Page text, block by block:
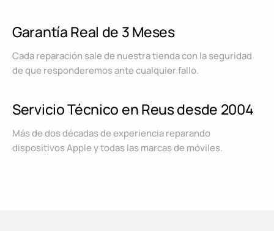
Garantía Real de 3 Meses
Cada reparación sale de nuestra tienda con la seguridad
de que responderemos ante cualquier fallo.
Servicio Técnico en Reus desde 2004
Más de dos décadas de experiencia reparando
dispositivos Apple y todas las marcas de móviles.